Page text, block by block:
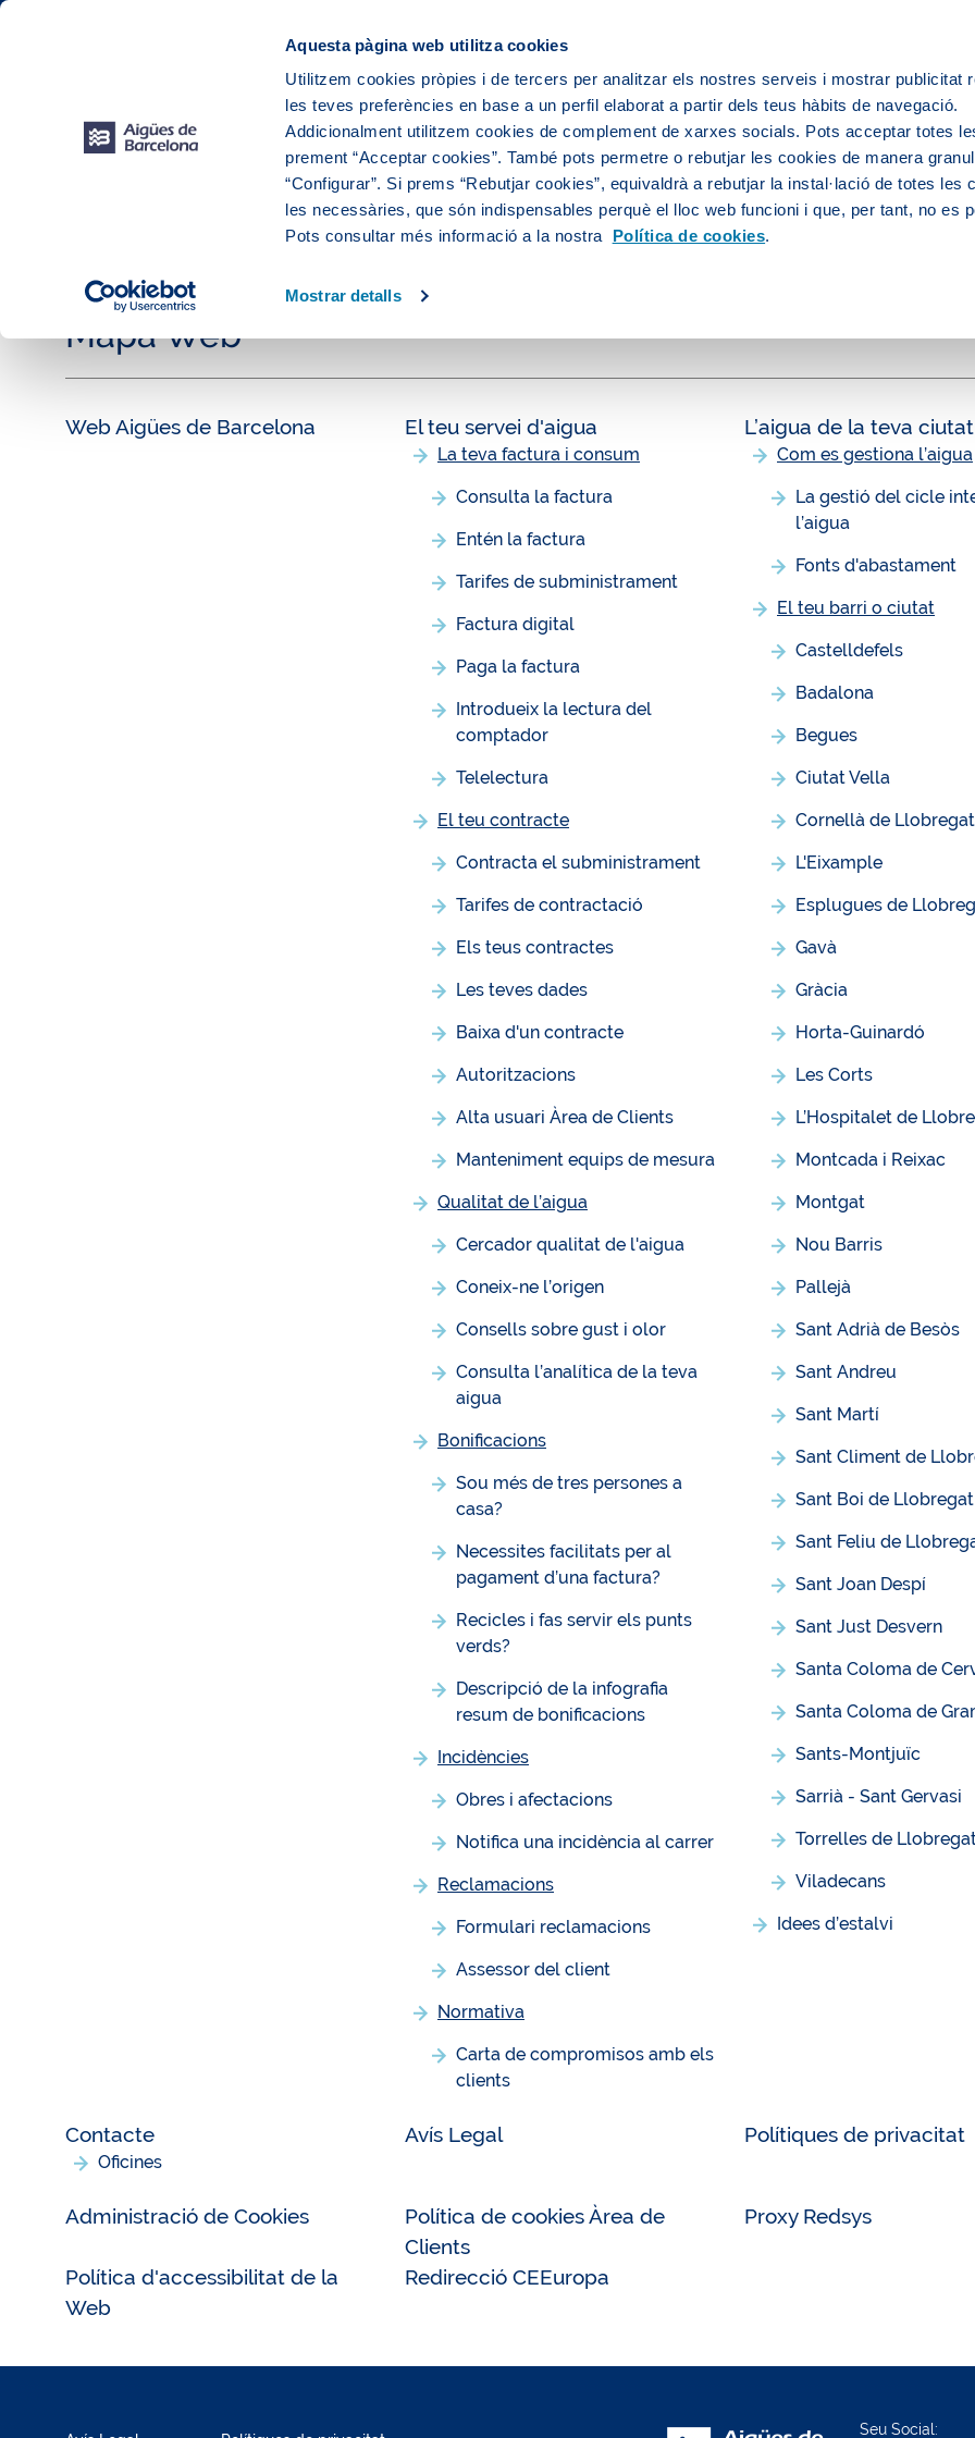
Aquesta pàgina web utilitza cookies
Utilitzem cookies pròpies i de tercers per analitzar els nostres serveis i mostrar publicitat
les teves preferències en base a un perfil elaborat a partir dels teus hàbits de navegació.
Addicionalment utilitzem cookies de complement de xarxes socials. Pots acceptar totes
prement “Acceptar cookies”. També pots permetre o rebutjar les cookies de manera
“Configurar”. Si prems “Rebutjar cookies”, equivaldrà a rebutjar la instal·lació de totes les
les necessàries, que són indispensables perquè el lloc web funcioni i que, per tant, no es
Pots consultar més informació a la nostra Política de cookies.
Mostrar detalls
El teu servei d'aigua L’aigua de la teva ciutat
Mapa Web
Web Aigües de Barcelona El teu servei d'aigua
La teva factura i consum
Consulta la factura
Entén la factura
Tarifes de subministrament
Factura digital
Paga la factura
Introdueix la lectura del
comptador
Telelectura
El teu contracte
Contracta el subministrament
Tarifes de contractació
Els teus contractes
Les teves dades
Baixa d'un contracte
Autoritzacions
Alta usuari Àrea de Clients
Manteniment equips de mesura
Qualitat de l’aigua
Cercador qualitat de l'aigua
Coneix-ne l’origen
Consells sobre gust i olor
Consulta l’analítica de la teva
aigua
Bonificacions
Sou més de tres persones a
casa?
Necessites facilitats per al
pagament d’una factura?
Recicles i fas servir els punts
verds?
Descripció de la infografia
resum de bonificacions
Incidències
Obres i afectacions
Notifica una incidència al carrer
Reclamacions
Formulari reclamacions
Assessor del client
Normativa
Carta de compromisos amb els
clients
L’aigua de la teva ciutat
Com es gestiona l’aigua
La gestió del cicle
l’aigua
Fonts d'abastament
El teu barri o ciutat
Castelldefels
Badalona
Begues
Ciutat Vella
Cornellà de Llobregat
L'Eixample
Esplugues de
Gavà
Gràcia
Horta-Guinardó
Les Corts
L’Hospitalet de
Montcada i Reixac
Montgat
Nou Barris
Pallejà
Sant Adrià de Besòs
Sant Andreu
Sant Martí
Sant Climent de
Sant Boi de Llobregat
Sant Feliu de
Sant Joan Despí
Sant Just Desvern
Santa Coloma de
Santa Coloma de
Sants-Montjuïc
Sarrià - Sant Gervasi
Torrelles de
Viladecans
Idees d’estalvi
Contacte
Oficines
Avís Legal Polítiques de privacitat
Administració de Cookies
Política de cookies Àrea de
Clients
Proxy Redsys
Política d'accessibilitat de la
Web
Redirecció CEEuropa
Seu Social: